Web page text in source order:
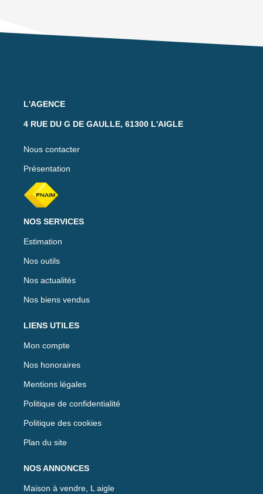
L'AGENCE
4 RUE DU G DE GAULLE, 61300 L'AIGLE
Nous contacter
Présentation
NOS SERVICES
Estimation
Nos outils
Nos actualités
Nos biens vendus
LIENS UTILES
Mon compte
Nos honoraires
Mentions légales
Politique de confidentialité
Politique des cookies
Plan du site
NOS ANNONCES
Maison à vendre, L aigle